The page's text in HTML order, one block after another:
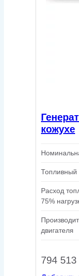
кожухе
Топливный
Расход
75%
двигателя
794 513